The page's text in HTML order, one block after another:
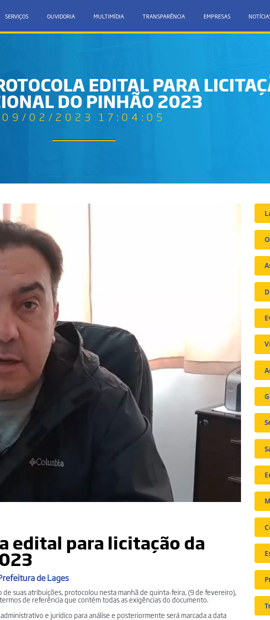
SERVIÇOS OUVIDORIA MULTIMÍDIA TRANSPARÊNCIA EMPRESAS
EDITAL PARA
DO PINHÃO 2023
09/02/2023 17:04:05
edital para licitação da
de Lages
suas atribuições, protocolou nesta manhã de quinta-feira, (9 de fevereiro),
de referência que contém todas as exigências do documento.
e jurídico para análise e posteriormente será marcada a data